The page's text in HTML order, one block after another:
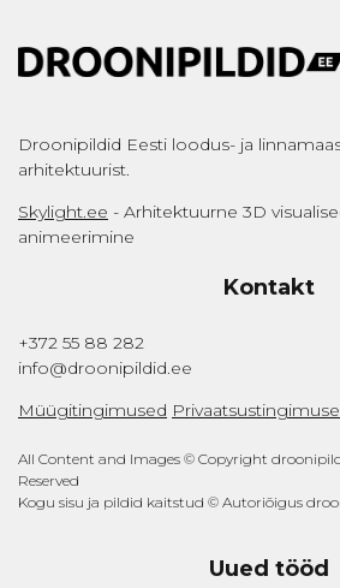
Droonipildid Eesti loodus- ja
arhitektuurist.
Skylight.ee - Arhitektuurne 3D
animeerimine
Kontakt
+372 55 88 282
info@droonipildid.ee
Müügitingimused
All Content and Images © Copyright
Reserved
Kogu sisu ja pildid kaitstud © Autoriõigus
Uued tööd